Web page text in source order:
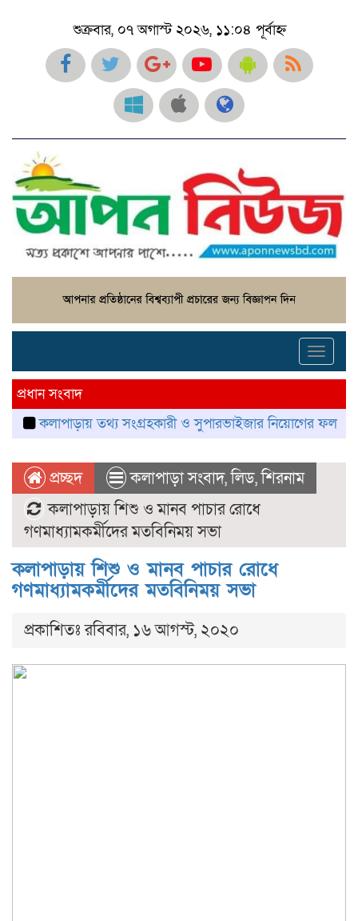
শুক্রবার, ০৭ অগাস্ট ২০২৬, ১১:০৪ পূর্বাহ্ন
প্রধান সংবাদ
তথ্য সংগ্রহকারী ও সুপারভাইজার নিয়োগের ফল প্রকাশ, নম্বর
প্রচ্ছদ কলাপাড়া সংবাদ,লিড,শিরনাম
কলাপাড়ায় শিশু ও মানব পাচার রোধে
গণমাধ্যামকর্মীদের মতবিনিময় সভা
কলাপাড়ায় শিশু ও মানব পাচার রোধে
গণমাধ্যামকর্মীদের মতবিনিময় সভা
প্রকাশিতঃ রবিবার, ১৬ আগস্ট, ২০২০